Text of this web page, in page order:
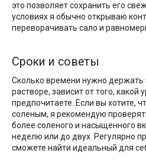
это позволяет сохранить его
условиях я обычно открываю
переворачивать сало и
Сроки и советы
Сколько времени нужно держать
растворе, зависит от того, какой
предпочитаете. Если вы хотите,
соленым, я рекомендую
более соленого и насыщенного
неделю или до двух. Регулярно
сможете найти идеальный для